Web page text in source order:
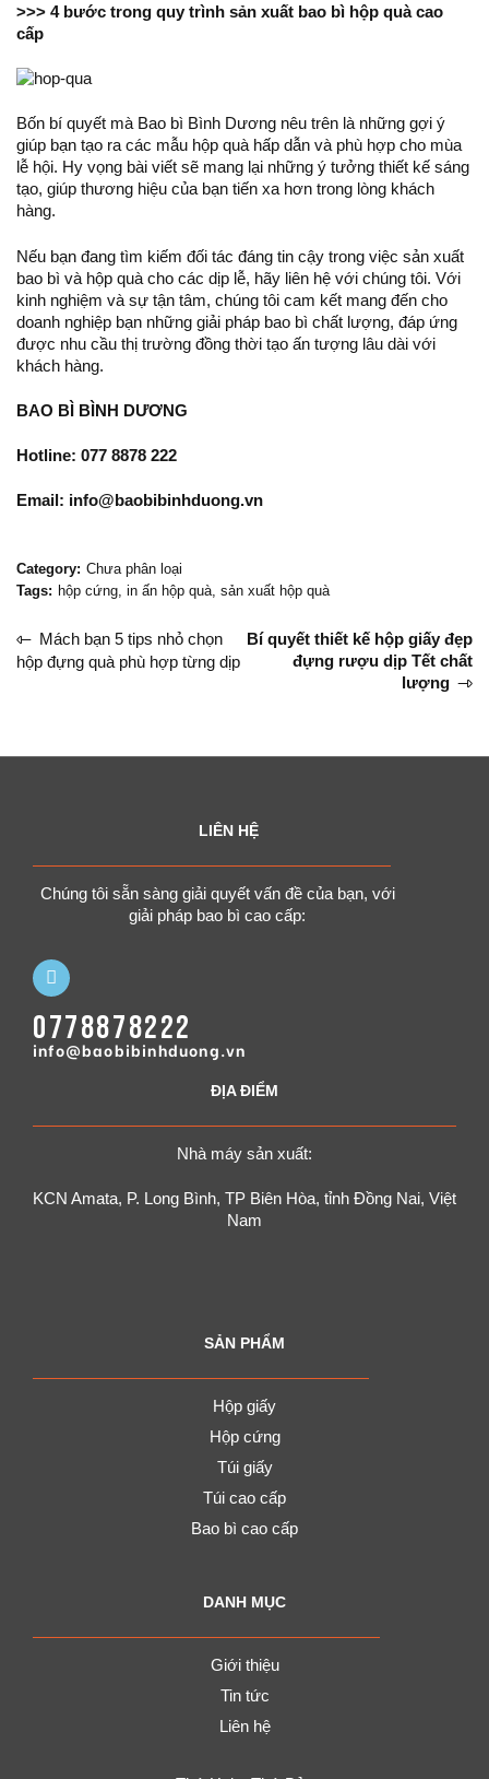
>>> 4 bước trong quy trình sản xuất bao bì hộp quà cao
cấp
Bốn bí quyết mà Bao bì Bình Dương nêu trên là những gợi ý
giúp bạn tạo ra các mẫu hộp quà hấp dẫn và phù hợp cho mùa
lễ hội. Hy vọng bài viết sẽ mang lại những ý tưởng thiết kế sáng
tạo, giúp thương hiệu của bạn tiến xa hơn trong lòng khách
hàng.
Nếu bạn đang tìm kiếm đối tác đáng tin cậy trong việc sản xuất
bao bì và hộp quà cho các dịp lễ, hãy liên hệ với chúng tôi. Với
kinh nghiệm và sự tận tâm, chúng tôi cam kết mang đến cho
doanh nghiệp bạn những giải pháp bao bì chất lượng, đáp ứng
được nhu cầu thị trường đồng thời tạo ấn tượng lâu dài với
khách hàng.
BAO BÌ BÌNH DƯƠNG
Hotline: 077 8878 222
Email: info@baobibinhduong.vn
Category: Chưa phân loại
Tags: hộp cứng in ấn hộp quà sản xuất hộp quà
Mách bạn 5 tips nhỏ chọn
hộp đựng quà phù hợp từng dịp
Bí quyết thiết kế hộp giấy đẹp
đựng rượu dịp Tết chất
lượng
LIÊN HỆ
Chúng tôi sẵn sàng giải quyết vấn đề của bạn, với
giải pháp bao bì cao cấp:
0778878222
info@baobibinhduong.vn
ĐỊA ĐIỂM
Nhà máy sản xuất:
KCN Amata, P. Long Bình, TP Biên Hòa, tỉnh Đồng Nai, Việt
Nam
SẢN PHẨM
Hộp giấy
Hộp cứng
Túi giấy
Túi cao cấp
Bao bì cao cấp
DANH MỤC
Giới thiệu
Tin tức
Liên hệ